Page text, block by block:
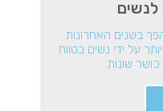
לנשים
בשנים האחרונות
על ידי נשים בטווח
שונות.